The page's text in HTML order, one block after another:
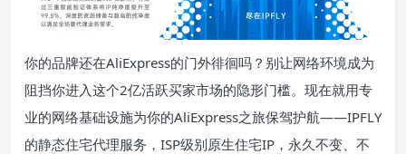
你的品牌还在AliExpress的门外徘徊吗？别让网络环境成为
阻挡你进入这个2亿活跃买家市场的隐形门槛。现在就用专
业的网络基础设施为你的AliExpress之旅保驾护航——IPFLY
的静态住宅代理服务，ISP级别原生住宅IP，永久不变、不